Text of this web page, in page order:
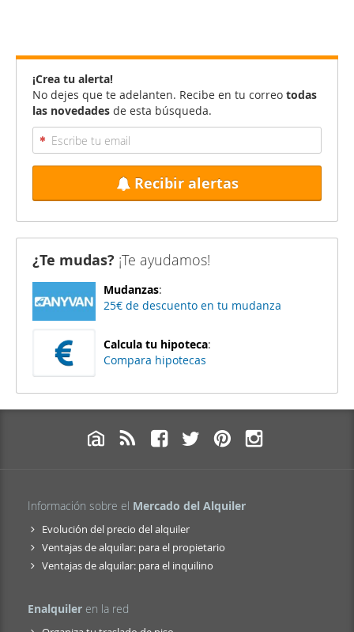
¡Crea tu alerta!
No dejes que te adelanten. Recibe en tu correo todas
las novedades de esta búsqueda.
Recibir alertas
¿Te mudas? ¡Te ayudamos!
Mudanzas:
25€ de descuento en tu mudanza
Calcula tu hipoteca:
Compara hipotecas
Información sobre el Mercado del Alquiler
Evolución del precio del alquiler
Ventajas de alquilar: para el propietario
Ventajas de alquilar: para el inquilino
Enalquiler en la red